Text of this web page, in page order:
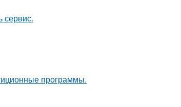
сервис.
программы.